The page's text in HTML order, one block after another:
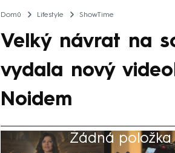
Domů Lifestyle ShowTime
Velký návrat na
vydala nový
Noidem
Žádná